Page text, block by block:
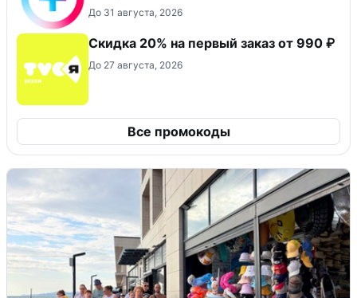
До 31 августа, 2026
Скидка 20% на первый заказ от 990 ₽
До 27 августа, 2026
Все промокоды